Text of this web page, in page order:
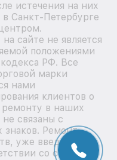
истечения на них
Санкт-Петербурге
сайте не является
положениями
РФ. Все
марки
нами
клиентов о
ремонту в наших
связаны с
знаков. Ремонт
уже введенных в
со статьей